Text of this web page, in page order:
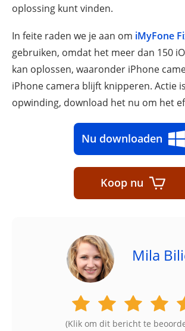
oplossing kunt vinden.
In feite raden we je aan om iMyFone
gebruiken, omdat het meer dan 150
kan oplossen, waaronder iPhone
iPhone camera blijft knipperen. Actie
opwinding, download het nu om het
Nu downloaden
Koop nu
Mila
(Klik om dit bericht te